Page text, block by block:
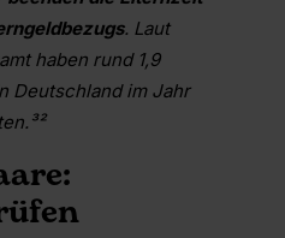
. Laut
haben rund 1,9
Deutschland im Jahr